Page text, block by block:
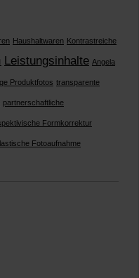
Haushaltwaren Kontrastreiche
Leistungsinhalte Angela
Produktfotos transparente
partnerschaftliche
Formkorrektur
Fotoaufnahme